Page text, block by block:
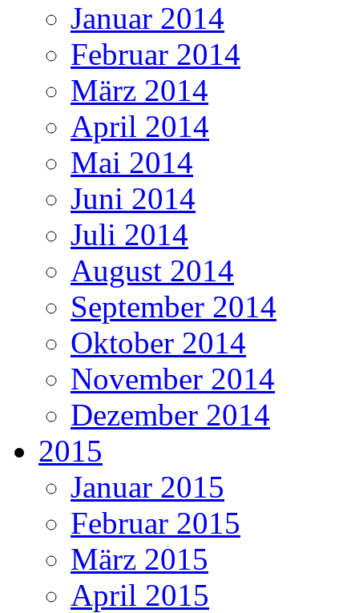
Januar 2014
Februar 2014
März 2014
April 2014
Mai 2014
Juni 2014
Juli 2014
August 2014
September 2014
Oktober 2014
November 2014
Dezember 2014
2015
Januar 2015
Februar 2015
März 2015
April 2015